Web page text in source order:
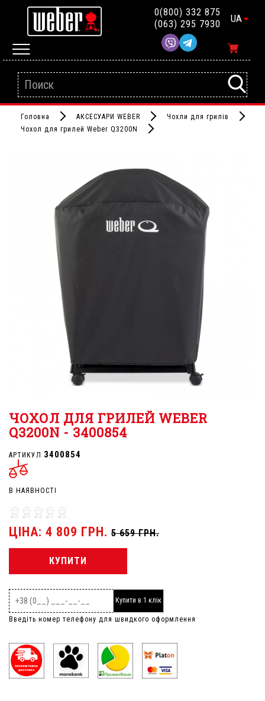
0(800) 332 875
(063) 295 7930
UA
Головна АКСЕСУАРИ WEBER
Чохли для грилів
Чохол для грилей Weber Q3200N
ЧОХОЛ ДЛЯ ГРИЛЕЙ WEBER
Q3200N - 3400854
АРТИКУЛ 3400854
В НАЯВНОСТІ
ЦІНА: 4 809 ГРН. 5 659 ГРН.
КУПИТИ
Купити в 1 клік
Введіть номер телефону для швидкого оформлення